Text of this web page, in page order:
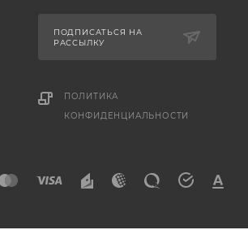
ПОДПИСАТЬСЯ НА
РАССЫЛКУ
ПОЛИТИКА
КОНФИДЕНЦИАЛЬНОСТИ